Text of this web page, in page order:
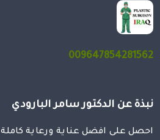
009647854281562
نبذة عن الدكتور سامر البارودي
احصل على افضل عناية ورعاية